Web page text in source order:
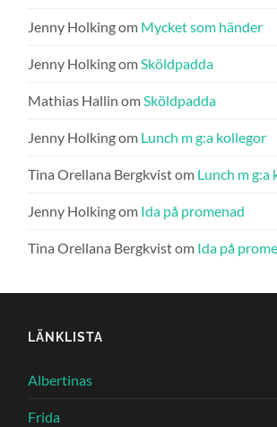
Jenny Holkingom Mycket som händer
Jenny HolkingomSköldpadda
Mathias Hallin omSköldpadda
Jenny Holkingom Lunch m g:a kollegor
Tina Orellana Bergkvistom Lunch m g:a
Jenny Holkingom Ida på promenad
Tina Orellana Bergkvistom Ida på
LÄNKLISTA
Albertinas
Frida